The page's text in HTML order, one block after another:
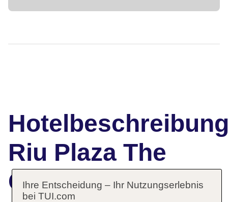
Riu Plaza The
Gresham Dublin
Ihre Entscheidung – Ihr Nutzungserlebnis
bei TUI.com